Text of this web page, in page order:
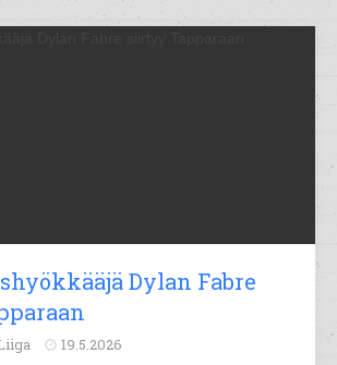
Dylan Fabre
19.5.2026